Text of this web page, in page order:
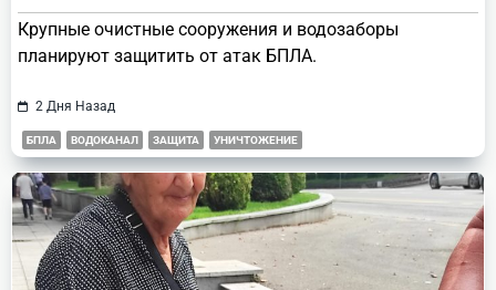
Крупные очистные сооружения и водозаборы
планируют защитить от атак БПЛА.
2 Дня Назад
БПЛА ВОДОКАНАЛ ЗАЩИТА УНИЧТОЖЕНИЕ